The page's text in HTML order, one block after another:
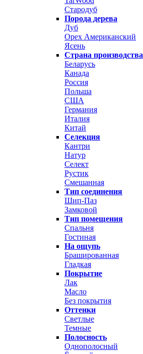
Стародуб
Порода дерева
Дуб
Орех Американский
Ясень
Страна производства
Беларусь
Канада
Россия
Польша
США
Германия
Италия
Китай
Селекция
Кантри
Натур
Селект
Рустик
Смешанная
Тип соединения
Шип-Паз
Замковой
Тип помещения
Спальня
Гостиная
На ощупь
Брашированная
Гладкая
Покрытие
Лак
Масло
Без покрытия
Оттенки
Светлые
Темные
Полосность
Однополосный